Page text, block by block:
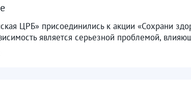
ЦРБ» присоединились к акции «Сохрани
является серьезной проблемой,